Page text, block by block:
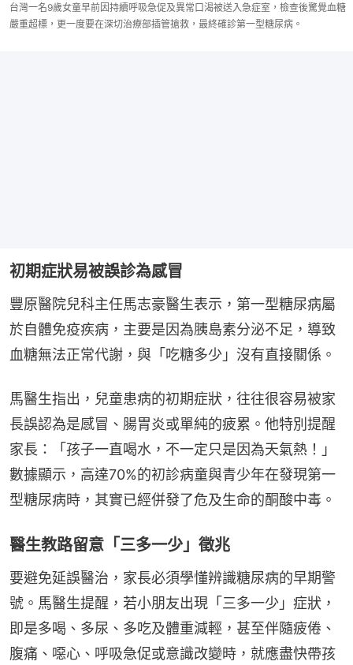
台灣一名9歲女童早前因持續呼吸急促及異常口渴被送入急症室，檢查後驚覺血糖
嚴重超標，更一度要在深切治療部插管搶救，最終確診第一型糖尿病。
初期症狀易被誤診為感冒
豐原醫院兒科主任馬志豪醫生表示，第一型糖尿病屬
於自體免疫疾病，主要是因為胰島素分泌不足，導致
血糖無法正常代謝，與「吃糖多少」沒有直接關係。
馬醫生指出，兒童患病的初期症狀，往往很容易被家
長誤認為是感冒、腸胃炎或單純的疲累。他特別提醒
家長：「孩子一直喝水，不一定只是因為天氣熱！」
數據顯示，高達70%的初診病童與青少年在發現第一
型糖尿病時，其實已經併發了危及生命的酮酸中毒。
醫生教路留意「三多一少」徵兆
要避免延誤醫治，家長必須學懂辨識糖尿病的早期警
號。馬醫生提醒，若小朋友出現「三多一少」症狀，
即是多喝、多尿、多吃及體重減輕，甚至伴隨疲倦、
腹痛、噁心、呼吸急促或意識改變時，就應盡快帶孩